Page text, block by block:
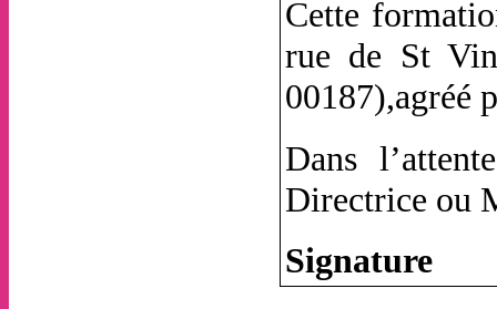
Cette
rue de St
00187),agréé
Dans
Directrice ou
Signature